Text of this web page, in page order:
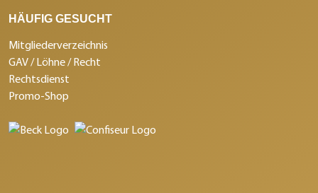
HÄUFIG GESUCHT
Mitgliederverzeichnis
GAV / Löhne / Recht
Rechtsdienst
Promo-Shop